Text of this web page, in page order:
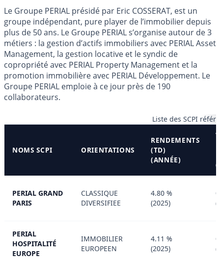
Le Groupe PERIAL présidé par Eric COSSERAT, est un
groupe indépendant, pure player de l’immobilier depuis
plus de 50 ans. Le Groupe PERIAL s’organise autour de 3
métiers : la gestion d’actifs immobiliers avec PERIAL Asset
Management, la gestion locative et le syndic de
copropriété avec PERIAL Property Management et la
promotion immobilière avec PERIAL Développement. Le
Groupe PERIAL emploie à ce jour près de 190
collaborateurs.
Liste des SCPI
NOMS SCPI ORIENTATIONS
RENDEMENTS
(TD)
(ANNÉE)
PERIAL GRAND
PARIS
CLASSIQUE
DIVERSIFIEE
4.80 %
(2025)
PERIAL
HOSPITALITÉ
EUROPE
IMMOBILIER
EUROPEEN
4.11 %
(2025)